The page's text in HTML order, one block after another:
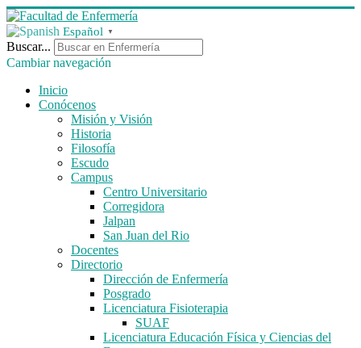
Español ▼
Buscar...
Cambiar navegación
Inicio
Conócenos
Misión y Visión
Historia
Filosofía
Escudo
Campus
Centro Universitario
Corregidora
Jalpan
San Juan del Rio
Docentes
Directorio
Dirección de Enfermería
Posgrado
Licenciatura Fisioterapia
SUAF
Licenciatura Educación Física y Ciencias del